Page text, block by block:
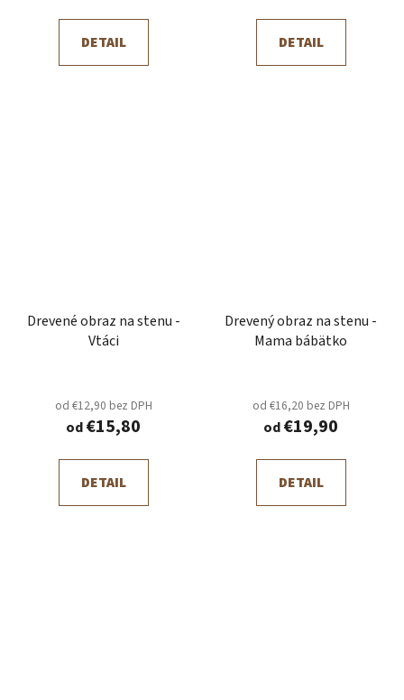
DETAIL DETAIL
Drevené obraz na stenu -
Vtáci
od €12,90 bez DPH
od€15,80
DETAIL
Drevený obraz na stenu -
Mama bábätko
od €16,20 bez DPH
od€19,90
DETAIL